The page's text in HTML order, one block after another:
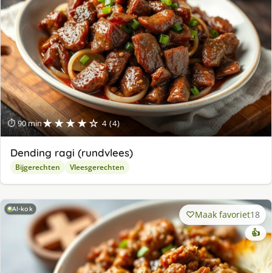
⏱ 90 min★★★★☆ 4 (4)
Dending ragi (rundvlees)
Bijgerechten Vleesgerechten
AI-kok Maak favoriet18
👍